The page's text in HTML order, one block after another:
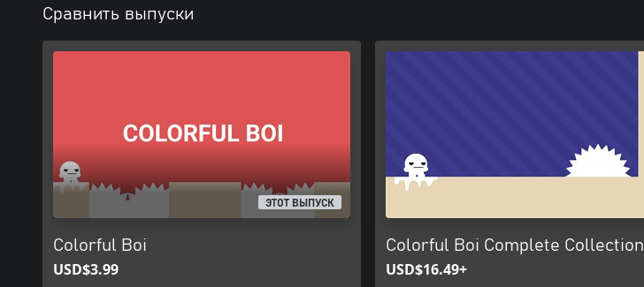
Сравнить выпуски
ЭТОТ ВЫПУСК
Colorful Boi
USD$3.99
Colorful Boi Complete Collection
USD$16.49+